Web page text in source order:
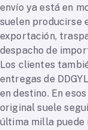
envío ya está en
suelen producirse
exportación,
despacho de
Los clientes
entregas de
en destino. En
original suele
última milla